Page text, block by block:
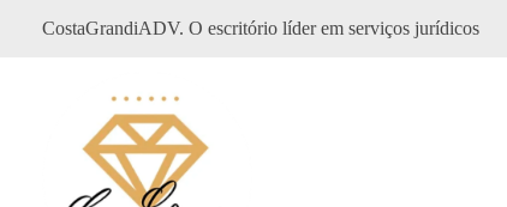
CostaGrandiADV. O escritório líder em serviços jurídicos